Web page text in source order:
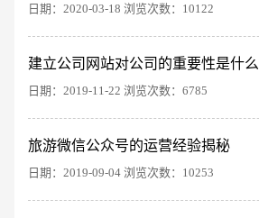
日期：2020-03-18 浏览次数：10122
建立公司网站对公司的重要性是什么
日期：2019-11-22 浏览次数：6785
旅游微信公众号的运营经验揭秘
日期：2019-09-04 浏览次数：10253